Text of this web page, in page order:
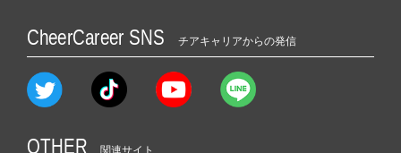
CheerCareer SNS チアキャリアからの発信
OTHER